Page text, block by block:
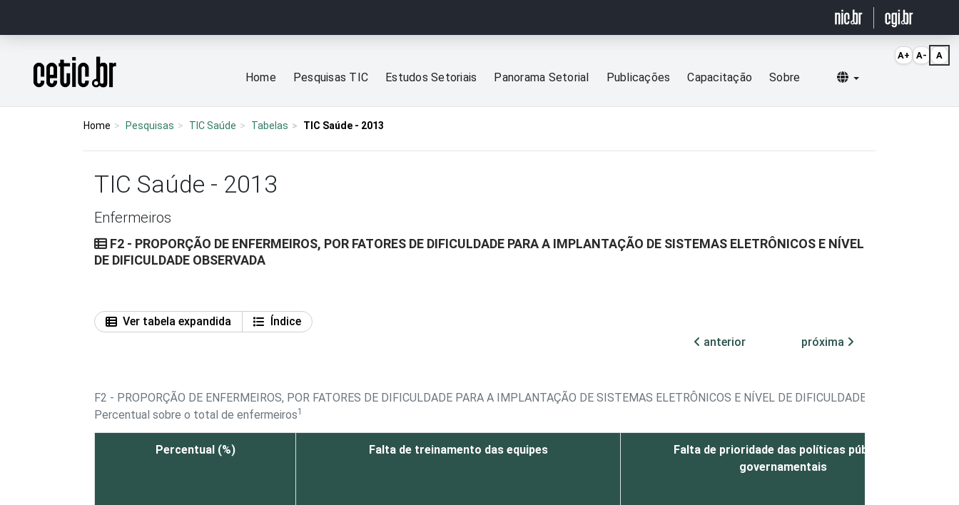
Página inicial
Home Pesquisas TIC Estudos Setoriais Panorama Setorial Publicações Capacitação Sobre Selecionar idioma
Home Pesquisas TIC Saúde Tabelas TIC Saúde - 2013
TIC Saúde - 2013
Enfermeiros
F2 - PROPORÇÃO DE ENFERMEIROS, POR FATORES DE DIFICULDADE PARA A IMPLANTAÇÃO DE SISTEMAS ELETRÔNICOS E NÍVEL
DE DIFICULDADE OBSERVADA
Ver tabela expandida
Índice
anterior
próxima
F2 - PROPORÇÃO DE ENFERMEIROS, POR FATORES DE DIFICULDADE PARA A IMPLANTAÇÃO DE SISTEMAS ELETRÔNICOS E NÍVEL DE DIFICULDADE OBSERVADA
Percentual sobre o total de enfermeiros1
Percentual (%) Falta de treinamento das equipes
Falta de prioridade das políticas públicas
governamentais
A+ A- A